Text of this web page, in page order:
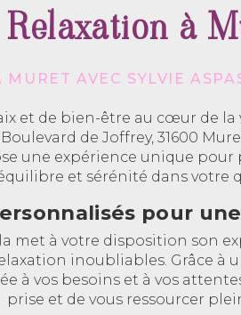
Relaxation à
MURET AVEC SYLVIE
et de bien-être au cœur de la
de Joffrey, 31600
une expérience unique pour
et sérénité dans votre
pour
met à votre disposition son
inoubliables. Grâce à
à vos besoins et à vos
prise et de vous ressourcer